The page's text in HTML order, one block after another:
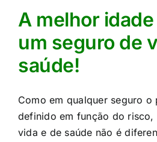
A melhor
um seguro de
saúde!
Como em qualquer seguro o
definido em função do risco,
vida e de saúde não é